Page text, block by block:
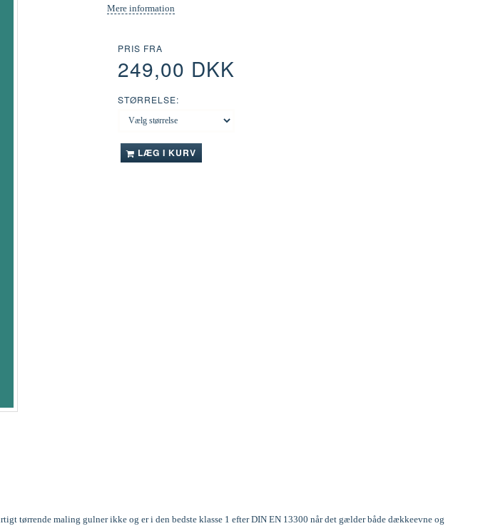
Mere information
PRIS FRA
249,00 DKK
STØRRELSE:
LÆG I KURV
tørrende maling gulner ikke og er i den bedste klasse 1 efter DIN EN 13300 når det gælder både dækkeevne og